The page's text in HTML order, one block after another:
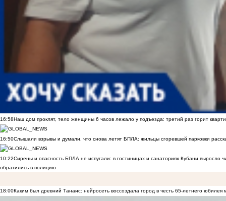
16:58Наш дом проклят, тело женщины 6 часов лежало у подъезда: третий раз горит
16:50Слышали взрывы и думали, что снова летят БПЛА: жильцы сгоревшей парковки
10:22Сирены и опасность БПЛА не испугали: в гостиницах и санаториях Кубани выросло
обратились в полицию
18:00Каким был древний Танаис: нейросеть воссоздала город в честь 65-летнего юбилея